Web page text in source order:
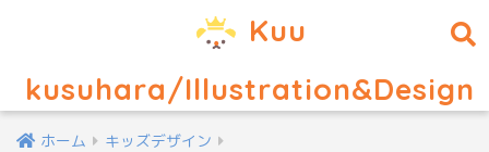
Kuu
kusuhara/Illustration&Design
ホーム キッズデザイン